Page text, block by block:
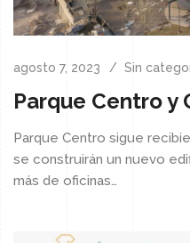
agosto 7, 2023 Sin
Parque Centro sigue
se construirán un nuevo
más de oficinas…